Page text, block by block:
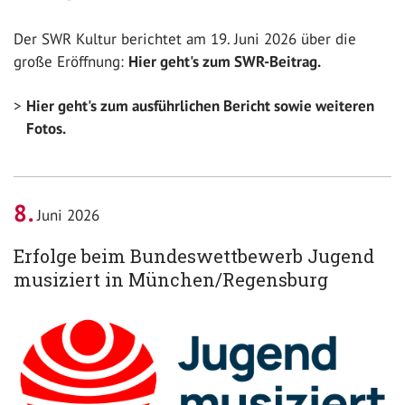
Der SWR Kultur berichtet am 19. Juni 2026 über die
große Eröffnung: Hier geht's zum SWR-Beitrag.
Hier geht's zum ausführlichen Bericht sowie weiteren
Fotos.
8 Juni 2026
Erfolge beim Bundeswettbewerb Jugend
musiziert in München/Regensburg